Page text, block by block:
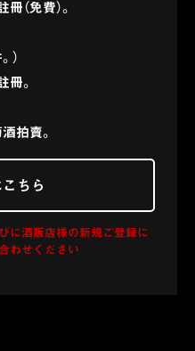
（免費）。
）
冊。
拍賣。
ちら
に酒販店様の新規ご登録に
わせください